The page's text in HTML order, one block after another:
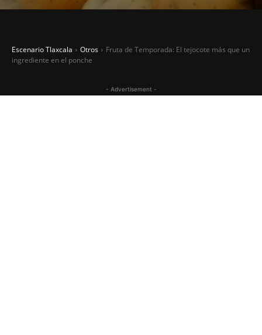
Escenario Tlaxcala Otros
Fruta de Temporada: El tejocote más que un
ingrediente en el ponche
- Advertisement -